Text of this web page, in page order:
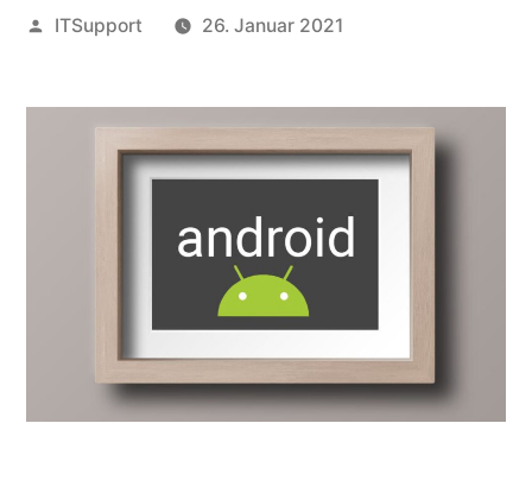
Veröffentlicht
ITSupport 26. Januar 2021